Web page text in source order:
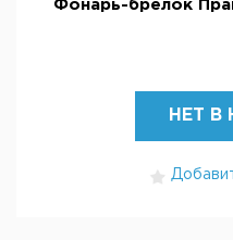
Фонарь-брелок
НЕТ В